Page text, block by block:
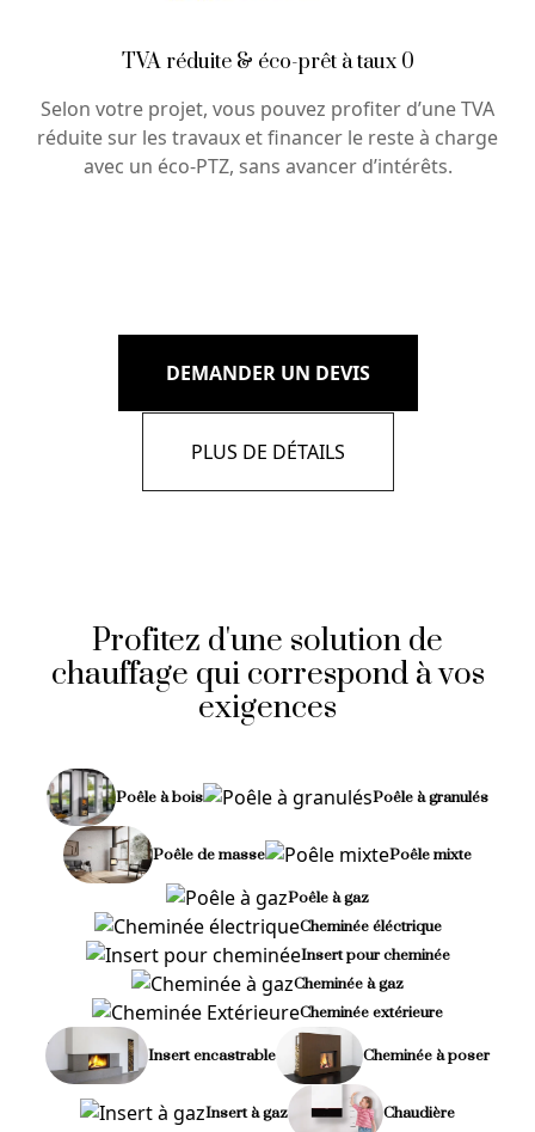
TVA réduite & éco-prêt à taux 0
Selon votre projet, vous pouvez profiter d’une TVA
réduite sur les travaux et financer le reste à charge
avec un éco-PTZ, sans avancer d’intérêts.
DEMANDER UN DEVIS
PLUS DE DÉTAILS
Profitez d'une solution de
chauffage qui correspond à vos
exigences
Poêle à bois Poêle à granulés
Poêle de masse Poêle mixte
Poêle à gaz
Cheminée éléctrique
Insert pour cheminée
Cheminée à gaz
Cheminée extérieure
Insert encastrable Cheminée à poser
Insert à gaz Chaudière